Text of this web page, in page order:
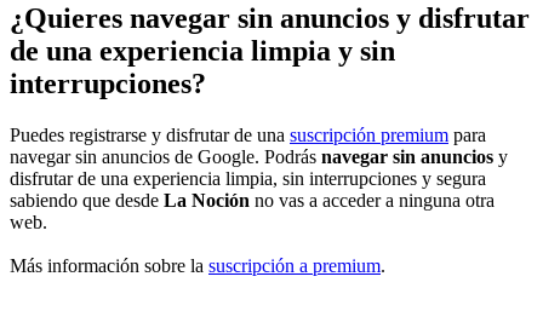
¿Quieres navegar sin anuncios y disfrutar
de una experiencia limpia y sin
interrupciones?
Puedes registrarse y disfrutar de una suscripción premium para
navegar sin anuncios de Google. Podrás navegar sin anuncios y
disfrutar de una experiencia limpia, sin interrupciones y segura
sabiendo que desde La Noción no vas a acceder a ninguna otra
web.
Más información sobre la suscripción a premium.